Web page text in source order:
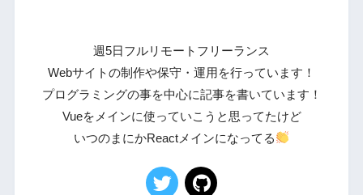
週5日フルリモートフリーランス
Webサイトの制作や保守・運用を行っています！
プログラミングの事を中心に記事を書いています！
Vueをメインに使っていこうと思ってたけど
いつのまにかReactメインになってる